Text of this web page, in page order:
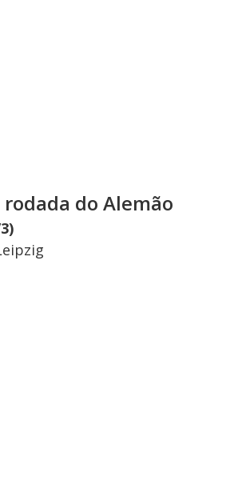
rodada do Alemão